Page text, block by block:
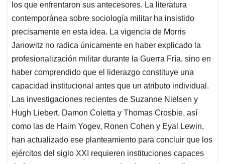
los que enfrentaron sus antecesores. La literatura
contemporánea sobre sociología militar ha insistido
precisamente en esta idea. La vigencia de Morris
Janowitz no radica únicamente en haber explicado la
profesionalización militar durante la Guerra Fría, sino en
haber comprendido que el liderazgo constituye una
capacidad institucional antes que un atributo individual.
Las investigaciones recientes de Suzanne Nielsen y
Hugh Liebert, Damon Coletta y Thomas Crosbie, así
como las de Haim Yogev, Ronen Cohen y Eyal Lewin,
han actualizado ese planteamiento para concluir que los
ejércitos del siglo XXI requieren instituciones capaces